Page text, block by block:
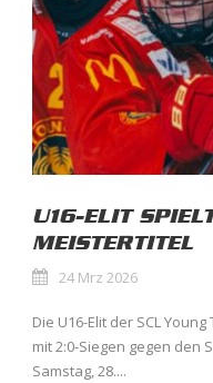
U16-ELIT
MEISTERTITEL
24 Mrz 2026
Die U16-Elit der SCL
mit 2:0-Siegen gegen den
Samstag, 28....